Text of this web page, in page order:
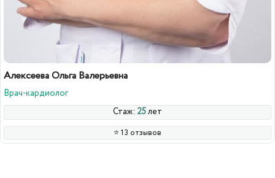
Алексеева Ольга Валерьевна
Врач-кардиолог
Стаж: 25лет
⭐️ 13 отзывов